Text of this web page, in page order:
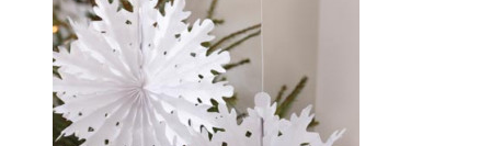
Papirvifter hvit/ rosegull